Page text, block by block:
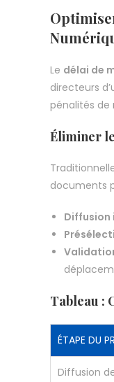
Le délai de
directeurs
pénalités de
Éliminer
documents
Diffusion
Tableau :
ÉTAPE DU
Diffusion